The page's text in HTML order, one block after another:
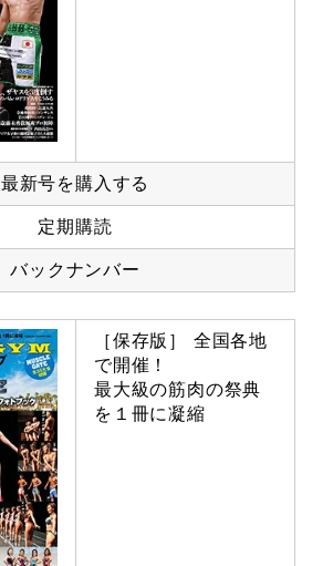
最新号を購入する
定期購読
バックナンバー
［保存版］ 全国各地
で開催！
最大級の筋肉の祭典
を１冊に凝縮